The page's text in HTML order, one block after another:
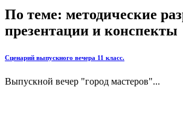
По теме: методические
презентации и конспекты
Сценарий выпускного вечера 11 класс.
Выпускной вечер "город мастеров"...